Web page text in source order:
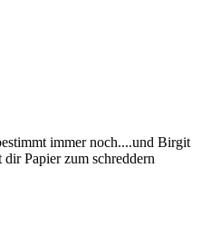
immer noch....und Birgit
Papier zum schreddern